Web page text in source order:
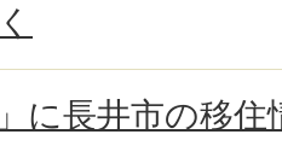
に長井市の移